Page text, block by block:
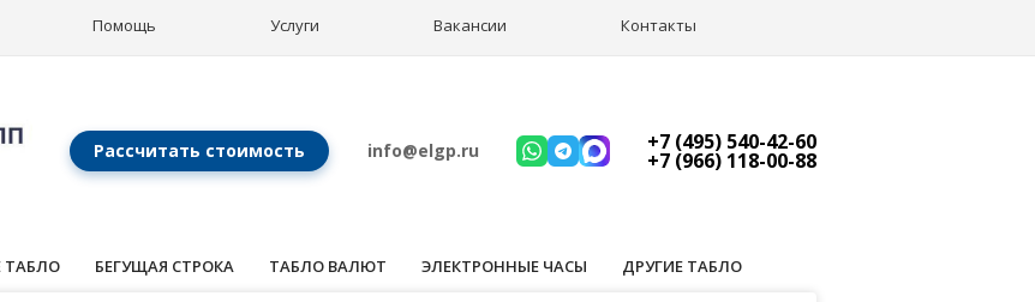
Помощь Услуги Вакансии Контакты
Рассчитать стоимость info@elgp.ru +7 (495) 540-42-60
+7 (966) 118-00-88
ТАБЛО БЕГУЩАЯ СТРОКА ТАБЛО ВАЛЮТ ЭЛЕКТРОННЫЕ ЧАСЫ ДРУГИЕ ТАБЛО